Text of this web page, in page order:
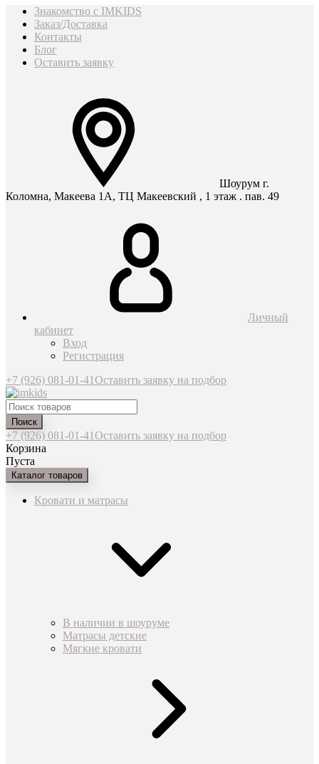
Знакомство с IMKIDS
Заказ/Доставка
Контакты
Блог
Оставить заявку
Шоурум г.
Коломна, Макеева 1А, ТЦ Макеевский , 1 этаж . пав. 49
Личный
кабинет
Вход
Регистрация
+7 (926) 081-01-41Оставить заявку на подбор
Поиск
+7 (926) 081-01-41Оставить заявку на подбор
Корзина
Пуста
Каталог товаров
Кровати и матрасы
В наличии в шоуруме
Матрасы детские
Мягкие кровати